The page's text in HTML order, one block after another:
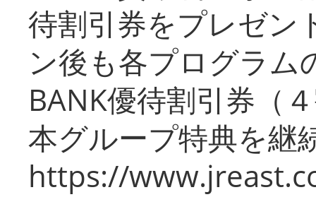
待割引券をプレゼン
ン後も各プログラム
BANK優待割引券（
本グループ特典を継
https://